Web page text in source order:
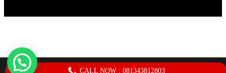
CALL NOW : 081343812803